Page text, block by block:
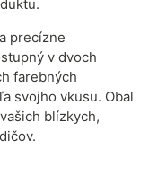
precízne
v dvoch
farebných
svojho vkusu. Obal
blízkych,